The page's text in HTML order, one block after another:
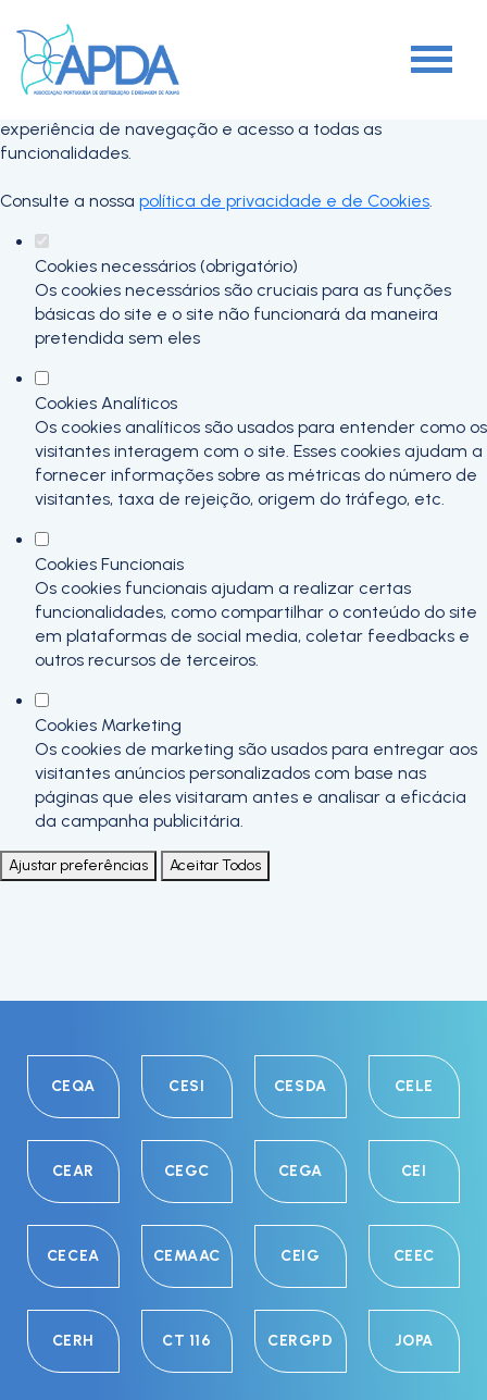
para este website.
Este website utiliza cookies estritamente necessários,
experiência de navegação e acesso a todas as
funcionalidades.
Consulte a nossa política de privacidade e de Cookies.
Cookies necessários (obrigatório)
Os cookies necessários são cruciais para as funções
básicas do site e o site não funcionará da maneira
pretendida sem eles
Cookies Analíticos
Os cookies analíticos são usados para entender como os
visitantes interagem com o site. Esses cookies ajudam a
fornecer informações sobre as métricas do número de
visitantes, taxa de rejeição, origem do tráfego, etc.
Cookies Funcionais
Os cookies funcionais ajudam a realizar certas
funcionalidades, como compartilhar o conteúdo do site
em plataformas de social media, coletar feedbacks e
outros recursos de terceiros.
Cookies Marketing
Os cookies de marketing são usados para entregar aos
visitantes anúncios personalizados com base nas
páginas que eles visitaram antes e analisar a eficácia
da campanha publicitária.
Ajustar preferências Aceitar Todos
CEQA CESI CESDA CELE
CEAR CEGC CEGA CEI
CECEA CEMAAC CEIG CEEC
CERH CT 116 CERGPD JOPA